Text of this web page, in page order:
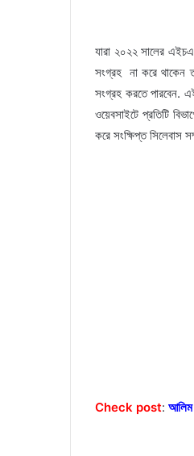
যারা ২০২২ সালের
সংগ্রহ না করে থাকেন
সংগ্রহ করতে পারবেন.
ওয়েবসাইটে প্রতিটি
করে সংক্ষিপ্ত সিলেবাস
Check post: আলিম